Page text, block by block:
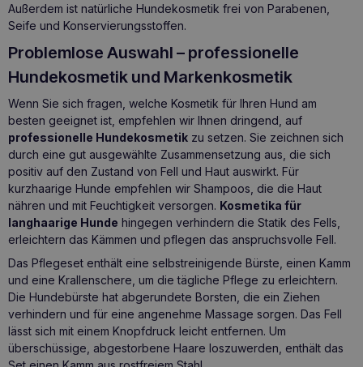
Außerdem ist natürliche Hundekosmetik frei von Parabenen,
Seife und Konservierungsstoffen.
Problemlose Auswahl – professionelle
Hundekosmetik und Markenkosmetik
Wenn Sie sich fragen, welche Kosmetik für Ihren Hund am
besten geeignet ist, empfehlen wir Ihnen dringend, auf
professionelle Hundekosmetik zu setzen. Sie zeichnen sich
durch eine gut ausgewählte Zusammensetzung aus, die sich
positiv auf den Zustand von Fell und Haut auswirkt. Für
kurzhaarige Hunde empfehlen wir Shampoos, die die Haut
nähren und mit Feuchtigkeit versorgen. Kosmetika für
langhaarige Hunde hingegen verhindern die Statik des Fells,
erleichtern das Kämmen und pflegen das anspruchsvolle Fell.
Das Pflegeset enthält eine selbstreinigende Bürste, einen Kamm
und eine Krallenschere, um die tägliche Pflege zu erleichtern.
Die Hundebürste hat abgerundete Borsten, die ein Ziehen
verhindern und für eine angenehme Massage sorgen. Das Fell
lässt sich mit einem Knopfdruck leicht entfernen. Um
überschüssige, abgestorbene Haare loszuwerden, enthält das